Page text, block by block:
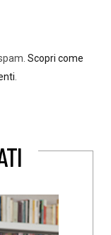
Scopri come
.